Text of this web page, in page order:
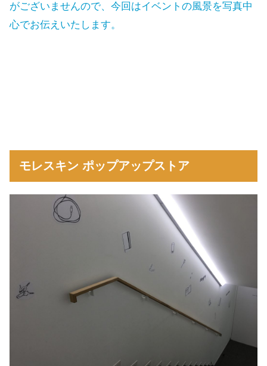
がございませんので、今回はイベントの風景を写真中
心でお伝えいたします。
モレスキン ポップアップストア